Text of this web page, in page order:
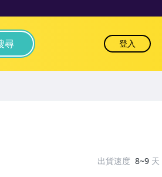
尋 登入
出貨速度 8~9 天